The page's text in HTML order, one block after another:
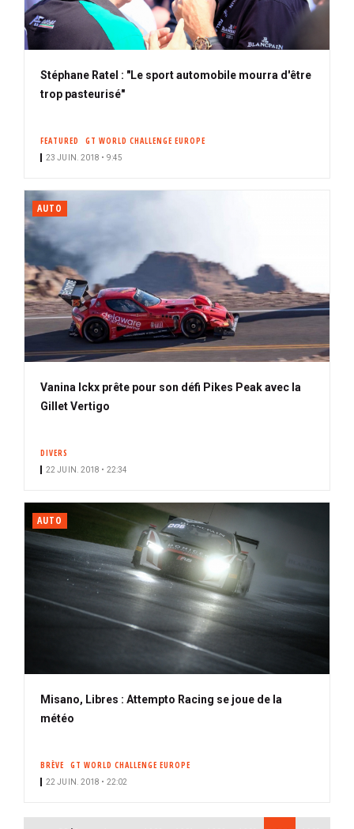
Stéphane Ratel : "Le sport automobile mourra d'être
trop pasteurisé"
FEATURED GT WORLD CHALLENGE EUROPE
23 JUIN. 2018 • 9:45
AUTO
Vanina Ickx prête pour son défi Pikes Peak avec la
Gillet Vertigo
DIVERS
22 JUIN. 2018 • 22:34
AUTO
Misano, Libres : Attempto Racing se joue de la
météo
BRÈVE GT WORLD CHALLENGE EUROPE
22 JUIN. 2018 • 22:02